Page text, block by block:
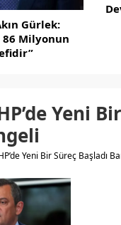
Gürlek:
86 Milyonun
Yeni
Yeni Bir Süreç Başladı